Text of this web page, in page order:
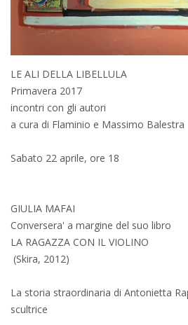
LE ALI DELLA LIBELLULA
Primavera 2017
incontri con gli autori
a cura di Flaminio e Massimo Balestra
Sabato 22 aprile, ore 18
GIULIA MAFAI
Conversera' a margine del suo libro
LA RAGAZZA CON IL VIOLINO
(Skira, 2012)
La storia straordinaria di Antonietta
scultrice